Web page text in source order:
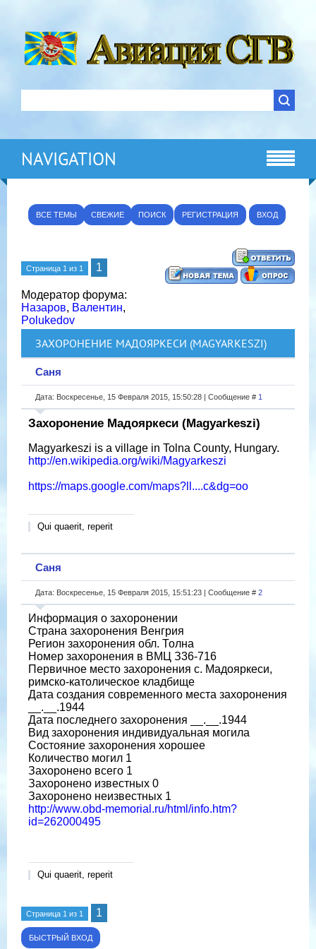
NAVIGATION
ВСЕ ТЕМЫ СВЕЖИЕ ПОИСК РЕГИСТРАЦИЯ ВХОД
Страница 1 из 1 1
Модератор форума:
Назаров, Валентин,
Polukedov
ЗАХОРОНЕНИЕ МАДОЯРКЕСИ (MAGYARKESZI)
Саня
Дата: Воскресенье, 15 Февраля 2015, 15:50:28 | Сообщение # 1
Захоронение Мадояркеси (Magyarkeszi)
Magyarkeszi is a village in Tolna County, Hungary.
http://en.wikipedia.org/wiki/Magyarkeszi
https://maps.google.com/maps?ll....c&dg=oo
Qui quaerit, reperit
Саня
Дата: Воскресенье, 15 Февраля 2015, 15:51:23 | Сообщение # 2
Информация о захоронении
Страна захоронения Венгрия
Регион захоронения обл. Толна
Номер захоронения в ВМЦ З36-716
Первичное место захоронения с. Мадояркеси,
римско-католическое кладбище
Дата создания современного места захоронения
__.__.1944
Дата последнего захоронения __.__.1944
Вид захоронения индивидуальная могила
Состояние захоронения хорошее
Количество могил 1
Захоронено всего 1
Захоронено известных 0
Захоронено неизвестных 1
http://www.obd-memorial.ru/html/info.htm?
id=262000495
Qui quaerit, reperit
Страница 1 из 1 1